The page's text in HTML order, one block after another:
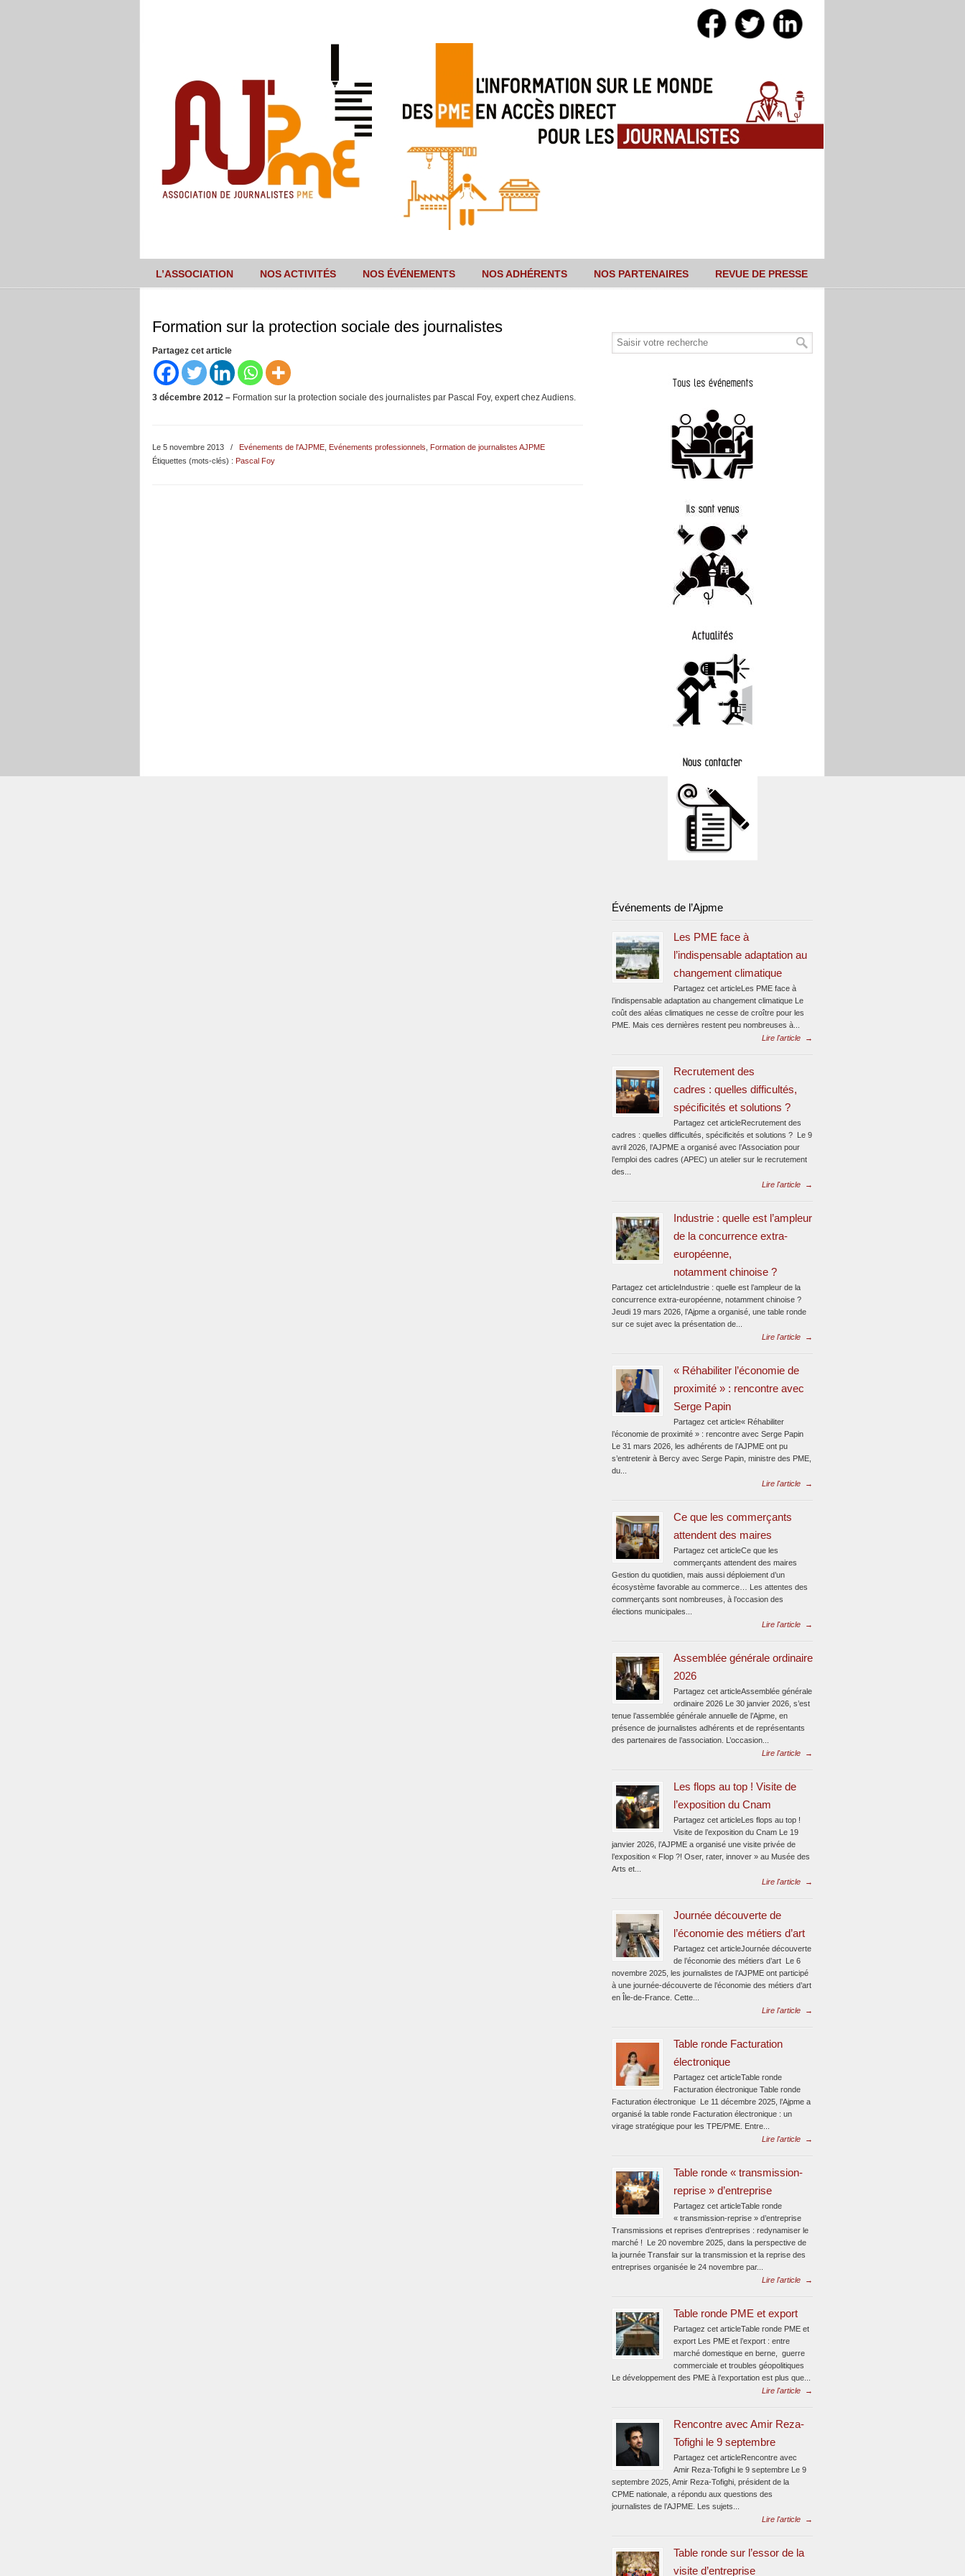
L’ASSOCIATION NOS ACTIVITÉS NOS ÉVÉNEMENTS NOS ADHÉRENTS NOS PARTENAIRES REVUE DE PRESSE
Formation sur la protection sociale des journalistes
Partagez cet article
3 décembre 2012 – Formation sur la protection sociale des journalistes par Pascal Foy, expert chez Audiens.
Le 5 novembre 2013 / Evénements de l'AJPME Evénements professionnels
Formation de journalistes AJPME
Étiquettes (mots-clés) : Pascal Foy
Événements de l’Ajpme
Les PME face à
l’indispensable adaptation au
changement climatique
Partagez cet articleLes PME face à
l’indispensable adaptation au changement climatique Le
coût des aléas climatiques ne cesse de croître pour les
PME. Mais ces dernières restent peu nombreuses à...
Lire l'article
→
Recrutement des
cadres : quelles difficultés,
spécificités et solutions ?
Partagez cet articleRecrutement des
cadres : quelles difficultés, spécificités et solutions ? Le 9
avril 2026, l’AJPME a organisé avec l’Association pour
l’emploi des cadres (APEC) un atelier sur le recrutement
des...
Lire l'article
→
Industrie : quelle est l’ampleur
de la concurrence extra-
européenne,
notamment chinoise ?
Partagez cet articleIndustrie : quelle est l’ampleur de la
concurrence extra-européenne, notamment chinoise ?
Jeudi 19 mars 2026, l’Ajpme a organisé, une table ronde
sur ce sujet avec la présentation de...
Lire l'article
→
« Réhabiliter l’économie de
proximité » : rencontre avec
Serge Papin
Partagez cet article« Réhabiliter
l’économie de proximité » : rencontre avec Serge Papin
Le 31 mars 2026, les adhérents de l’AJPME ont pu
s’entretenir à Bercy avec Serge Papin, ministre des PME,
du...
Lire l'article
→
Ce que les commerçants
attendent des maires
Partagez cet articleCe que les
commerçants attendent des maires
Gestion du quotidien, mais aussi déploiement d’un
écosystème favorable au commerce… Les attentes des
commerçants sont nombreuses, à l’occasion des
élections municipales...
Lire l'article
→
Assemblée générale ordinaire
2026
Partagez cet articleAssemblée générale
ordinaire 2026 Le 30 janvier 2026, s’est
tenue l’assemblée générale annuelle de l’Ajpme, en
présence de journalistes adhérents et de représentants
des partenaires de l’association. L’occasion...
Lire l'article
→
Les flops au top ! Visite de
l’exposition du Cnam
Partagez cet articleLes flops au top !
Visite de l’exposition du Cnam Le 19
janvier 2026, l’AJPME a organisé une visite privée de
l’exposition « Flop ?! Oser, rater, innover » au Musée des
Arts et...
Lire l'article
→
Journée découverte de
l’économie des métiers d’art
Partagez cet articleJournée découverte
de l’économie des métiers d’art Le 6
novembre 2025, les journalistes de l’AJPME ont participé
à une journée-découverte de l’économie des métiers d’art
en Île-de-France. Cette...
Lire l'article
→
Table ronde Facturation
électronique
Partagez cet articleTable ronde
Facturation électronique Table ronde
Facturation électronique Le 11 décembre 2025, l’Ajpme a
organisé la table ronde Facturation électronique : un
virage stratégique pour les TPE/PME. Entre...
Lire l'article
→
Table ronde « transmission-
reprise » d’entreprise
Partagez cet articleTable ronde
« transmission-reprise » d’entreprise
Transmissions et reprises d’entreprises : redynamiser le
marché ! Le 20 novembre 2025, dans la perspective de
la journée Transfair sur la transmission et la reprise des
entreprises organisée le 24 novembre par...
Lire l'article
→
Table ronde PME et export
Partagez cet articleTable ronde PME et
export Les PME et l’export : entre
marché domestique en berne, guerre
commerciale et troubles géopolitiques
Le développement des PME à l’exportation est plus que...
Lire l'article
→
Rencontre avec Amir Reza-
Tofighi le 9 septembre
Partagez cet articleRencontre avec
Amir Reza-Tofighi le 9 septembre Le 9
septembre 2025, Amir Reza-Tofighi, président de la
CPME nationale, a répondu aux questions des
journalistes de l’AJPME. Les sujets...
Lire l'article
→
Table ronde sur l’essor de la
visite d’entreprise